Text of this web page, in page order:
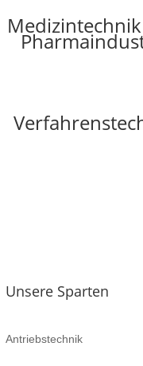
Unsere Sparten
Antriebstechnik